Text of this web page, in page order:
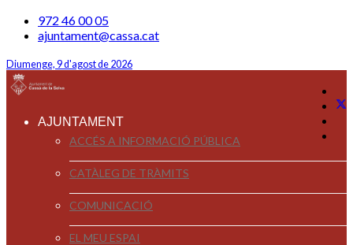
972 46 00 05
ajuntament@cassa.cat
Diumenge, 9 d'agost de 2026
AJUNTAMENT
ACCÉS A INFORMACIÓ PÚBLICA
CATÀLEG DE TRÀMITS
COMUNICACIÓ
EL MEU ESPAI